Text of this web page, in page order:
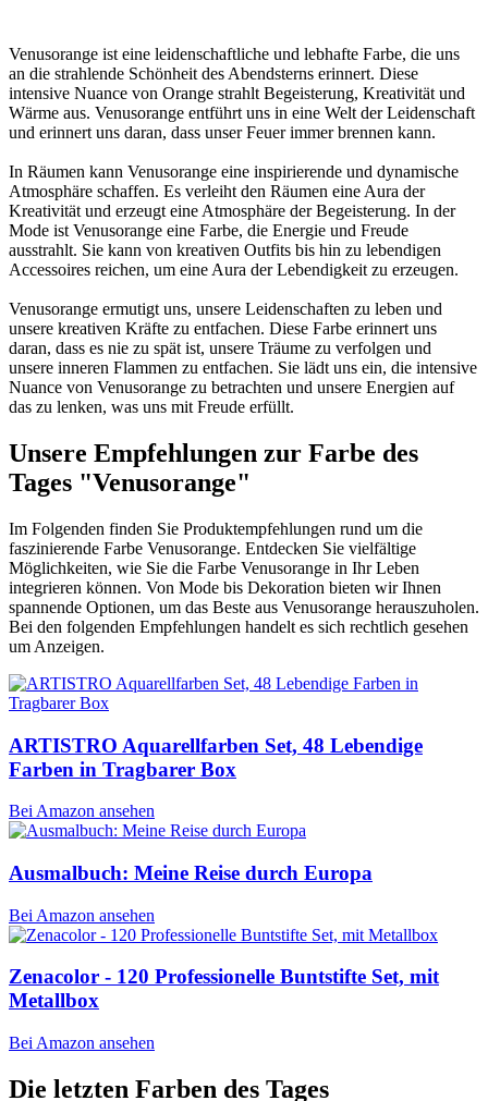
Venusorange ist eine leidenschaftliche und lebhafte Farbe, die uns
an die strahlende Schönheit des Abendsterns erinnert. Diese
intensive Nuance von Orange strahlt Begeisterung, Kreativität und
Wärme aus. Venusorange entführt uns in eine Welt der Leidenschaft
und erinnert uns daran, dass unser Feuer immer brennen kann.
In Räumen kann Venusorange eine inspirierende und dynamische
Atmosphäre schaffen. Es verleiht den Räumen eine Aura der
Kreativität und erzeugt eine Atmosphäre der Begeisterung. In der
Mode ist Venusorange eine Farbe, die Energie und Freude
ausstrahlt. Sie kann von kreativen Outfits bis hin zu lebendigen
Accessoires reichen, um eine Aura der Lebendigkeit zu erzeugen.
Venusorange ermutigt uns, unsere Leidenschaften zu leben und
unsere kreativen Kräfte zu entfachen. Diese Farbe erinnert uns
daran, dass es nie zu spät ist, unsere Träume zu verfolgen und
unsere inneren Flammen zu entfachen. Sie lädt uns ein, die intensive
Nuance von Venusorange zu betrachten und unsere Energien auf
das zu lenken, was uns mit Freude erfüllt.
Unsere Empfehlungen zur Farbe des
Tages "Venusorange"
Im Folgenden finden Sie Produktempfehlungen rund um die
faszinierende Farbe Venusorange. Entdecken Sie vielfältige
Möglichkeiten, wie Sie die Farbe Venusorange in Ihr Leben
integrieren können. Von Mode bis Dekoration bieten wir Ihnen
spannende Optionen, um das Beste aus Venusorange herauszuholen.
Bei den folgenden Empfehlungen handelt es sich rechtlich gesehen
um Anzeigen.
ARTISTRO Aquarellfarben Set, 48 Lebendige
Farben in Tragbarer Box
Bei Amazon ansehen
Ausmalbuch: Meine Reise durch Europa
Bei Amazon ansehen
Zenacolor - 120 Professionelle Buntstifte Set, mit
Metallbox
Bei Amazon ansehen
Die letzten Farben des Tages